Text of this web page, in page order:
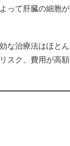
って肝臓の細胞が
な治療法はほとん
スク、費用が高額